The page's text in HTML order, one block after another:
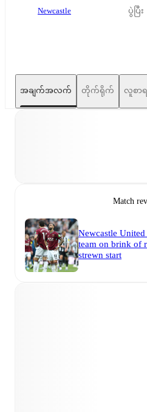
Newcastle ပွဲပြီး
အချက်အလက် တိုက်ရိုက် လူစာရ
Match
Newcastle
team on brink of
strewn start